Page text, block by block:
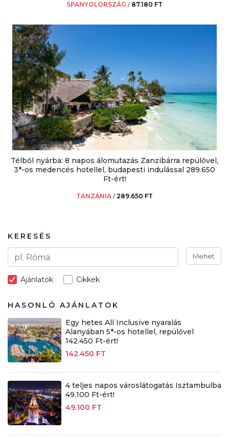
SPANYOLORSZÁG / 87.180 FT
Télből nyárba: 8 napos álomutazás Zanzibárra repülővel,
3*-os medencés hotellel, budapesti indulással 289.650
Ft-ért!
TANZÁNIA /289.650 FT
KERESÉS
Mehet
Ajánlatok Cikkek
HASONLÓ AJÁNLATOK
Egy hetes All Inclusive nyaralás
Alanyában 5*-os hotellel, repülővel
142.450 Ft-ért!
142.450 FT
4 teljes napos városlátogatás Isztambulba
49.100 Ft-ért!
49.100 FT